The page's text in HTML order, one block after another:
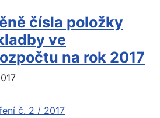
čísla položky
ve
na rok 2017
č. 2 / 2017